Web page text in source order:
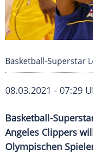
Basketball-Superstar
08.03.2021 - 07:29
Basketball-
Angeles Clippers
Olympischen